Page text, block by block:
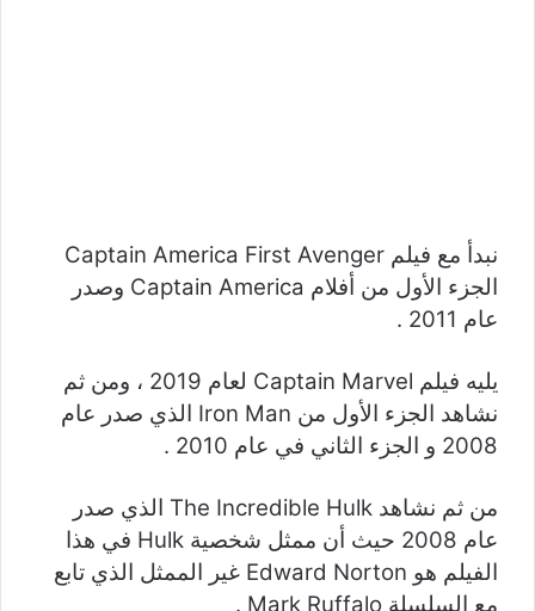
نبدأ مع فيلم Captain America First Avenger
الجزء الأول من أفلام Captain America وصدر
عام 2011 .
يليه فيلم Captain Marvel لعام 2019 ، ومن ثم
نشاهد الجزء الأول من Iron Man الذي صدر عام
2008 و الجزء الثاني في عام 2010 .
من ثم نشاهد The Incredible Hulk الذي صدر
عام 2008 حيث أن ممثل شخصية Hulk في هذا
الفيلم هو Edward Norton غير الممثل الذي تابع
مع السلسلة Mark Ruffalo .